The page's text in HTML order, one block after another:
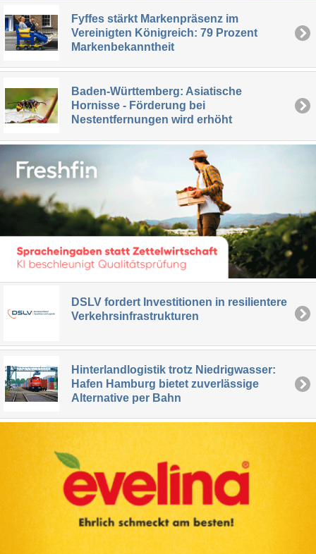
Fyffes stärkt Markenpräsenz im
Vereinigten Königreich: 79 Prozent
Markenbekanntheit
Baden-Württemberg: Asiatische
Hornisse - Förderung bei
Nestentfernungen wird erhöht
DSLV fordert Investitionen in resilientere
Verkehrsinfrastrukturen
Hinterlandlogistik trotz Niedrigwasser:
Hafen Hamburg bietet zuverlässige
Alternative per Bahn